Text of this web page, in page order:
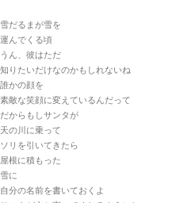
雪だるまが雪を
運んでくる頃
うん、彼はただ
知りたいだけなのかもしれないね
誰かの顔を
素敵な笑顔に変えているんだって
だからもしサンタが
天の川に乗って
ソリを引いてきたら
屋根に積もった
雪に
自分の名前を書いておくよ